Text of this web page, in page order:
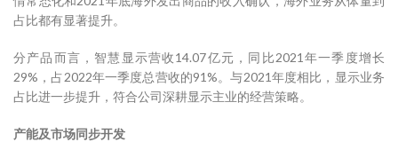
占比都有显著提升。
分产品而言，智慧显示营收14.07亿元，同比2021年一季度增长
29%，占2022年一季度总营收的91%。与2021年度相比，显示业务
占比进一步提升，符合公司深耕显示主业的经营策略。
产能及市场同步开发